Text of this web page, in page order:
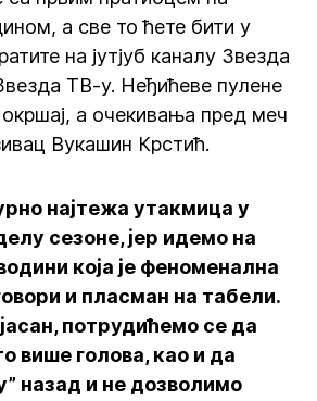
а све то ћете бити у
на јутјуб каналу Звезда
ТВ-у. Неђићеве пулене
а очекивања пред меч
Вукашин Крстић.
најтежа утакмица у
сезоне, јер идемо на
која је феноменална
и пласман на табели.
потрудићемо се да
више голова, као и да
назад и не дозволимо